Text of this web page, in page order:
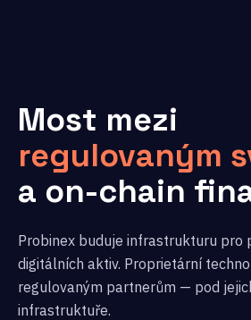
Most mezi
regulovaným
a on-chain
Probinex buduje infrastrukturu pro
digitálních aktiv. Proprietární
regulovaným partnerům — pod
infrastruktuře.